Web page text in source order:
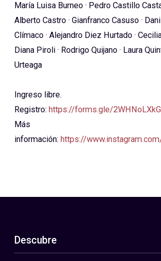
María Luisa Burneo · Pedro Castillo
Alberto Castro · Gianfranco Casuso ·
Clímaco · Alejandro Diez Hurtado ·
Diana Piroli · Rodrigo Quijano · Laura
Urteaga
Ingreso libre.
Registro: https://forms.gle/
Más
información: https://
Descubre